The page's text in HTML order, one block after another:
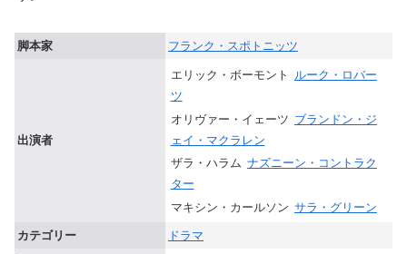
脚本家 フランク・スポトニッツ
出演者
エリック・ボーモント
ルーク・ロバー
ツ
オリヴァー・イェーツ ブランドン・ジ
ェイ・マクラレン
ザラ・ハラム ナズニーン・コントラク
ター
マキシン・カールソン サラ・グリーン
カテゴリー
ドラマ